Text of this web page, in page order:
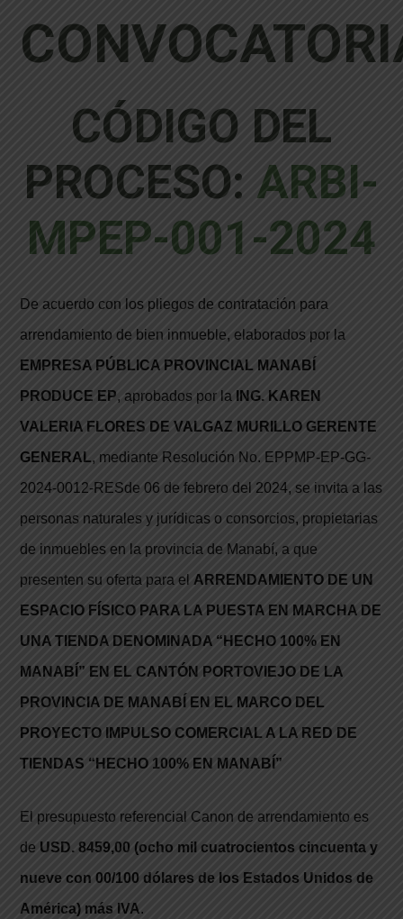
CONVOCATOR
CÓDIGO DEL
PROCESO: ARBI-
MPEP-001-2024
De acuerdo con los pliegos de contratación para
arrendamiento de bien inmueble, elaborados por la
EMPRESA PÚBLICA PROVINCIAL MANABÍ
PRODUCE EP, aprobados por la
ING. KAREN
VALERIA FLORES DE VALGAZ MURILLO GERENTE
GENERAL, mediante Resolución No. EPPMP-EP-GG-
2024-0012-RESde 06 de febrero del 2024, se invita a las
personas naturales y jurídicas o consorcios, propietarias
de inmuebles en la provincia de Manabí, a que
presenten su oferta para el ARRENDAMIENTO DE UN
ESPACIO FÍSICO PARA LA PUESTA EN MARCHA DE
UNA TIENDA DENOMINADA “HECHO 100% EN
MANABÍ” EN EL CANTÓN PORTOVIEJO DE LA
PROVINCIA DE MANABÍ EN EL MARCO DEL
PROYECTO IMPULSO COMERCIAL A LA RED DE
TIENDAS “HECHO 100% EN MANABÍ ”
El presupuesto referencial Canon de arrendamiento es
de USD. 8459,00 (ocho mil cuatrocientos cincuenta y
nueve con 00/100 dólares de los Estados Unidos de
América) más IVA.